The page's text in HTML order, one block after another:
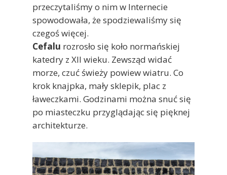
przeczytaliśmy o nim w Internecie
spowodowała, że spodziewaliśmy się
czegoś więcej.
Cefalu rozrosło się koło normańskiej
katedry z XII wieku. Zewsząd widać
morze, czuć świeży powiew wiatru. Co
krok knajpka, mały sklepik, plac z
ławeczkami. Godzinami można snuć się
po miasteczku przyglądając się pięknej
architekturze.